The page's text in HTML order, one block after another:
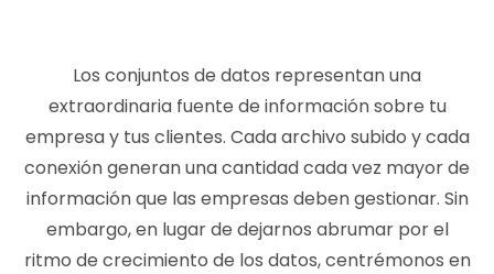
Los conjuntos de datos representan una
extraordinaria fuente de información sobre tu
empresa y tus clientes. Cada archivo subido y cada
conexión generan una cantidad cada vez mayor de
información que las empresas deben gestionar. Sin
embargo, en lugar de dejarnos abrumar por el
ritmo de crecimiento de los datos, centrémonos en